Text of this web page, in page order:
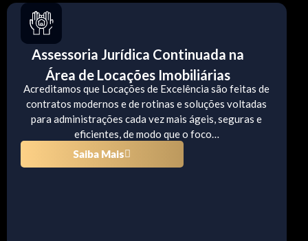
Assessoria Jurídica Continuada na
Área de Locações Imobiliárias
Acreditamos que Locações de Excelência são feitas de
contratos modernos e de rotinas e soluções voltadas
para administrações cada vez mais ágeis, seguras e
eficientes, de modo que o foco…
Saiba Mais